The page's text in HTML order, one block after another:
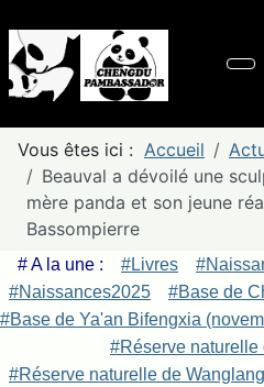
Vous êtes ici : Accueil
Beauval a dévoilé une
mère panda et son jeune
Bassompierre
# A la une : #Livres
#Naissances2025
#Base de
#Base de Ya'an Bifengxia
#Réserve naturelle
#Réserve naturelle de